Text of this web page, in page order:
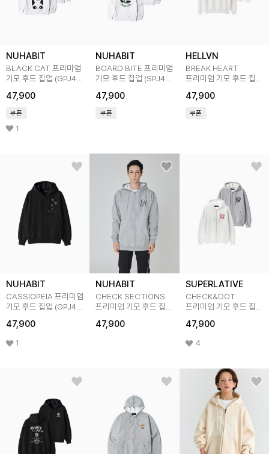
NUHABIT
BLACK CAT 프리미엄
기모 후드 집업 (GPJ4-
47,900
쿠폰
1
NUHABIT
BOARD BITE 프리미엄
기모 후드 집업 (SPJ4-
47,900
쿠폰
HELLVN
BREAK HEART
프리미엄 기모 후드 집업
47,900
쿠폰
NUHABIT
CASSIOPEIA 프리미엄
기모 후드 집업 (GPJ4-
47,900
1
NUHABIT
CHECK SECTIONS
프리미엄 기모 후드 집업
47,900
SUPERLATIVE
CHECK&DOT
프리미엄 기모 후드 집업
47,900
4